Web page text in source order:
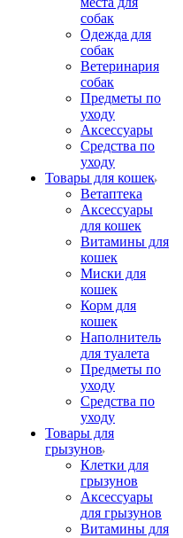
собак
Одежда для
собак
Ветеринария
собак
Предметы по
уходу
Аксессуары
Средства по
уходу
Товары для кошек
Ветаптека
Аксессуары
для кошек
Витамины для
кошек
Миски для
кошек
Корм для
кошек
Наполнитель
для туалета
Предметы по
уходу
Средства по
уходу
Товары для
грызунов
Клетки для
грызунов
Аксессуары
для грызунов
Витамины для